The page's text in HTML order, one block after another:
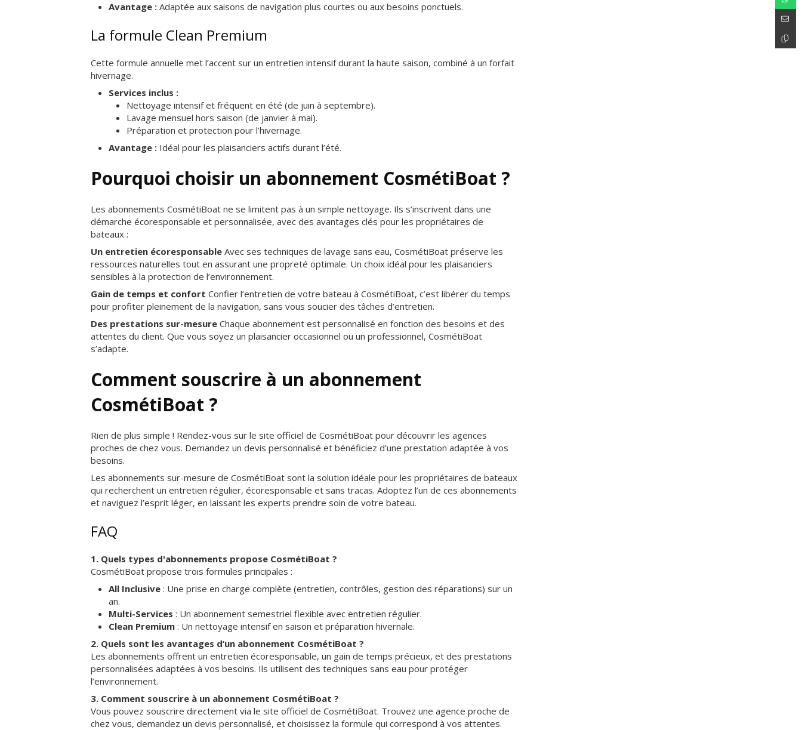
Avantage : Adaptée aux saisons de navigation plus courtes ou aux besoins ponctuels.
La formule Clean Premium
Cette formule annuelle met l’accent sur un entretien intensif durant la haute saison, combiné à un forfait
hivernage.
Services inclus :
Nettoyage intensif et fréquent en été (de juin à septembre).
Lavage mensuel hors saison (de janvier à mai).
Préparation et protection pour l’hivernage.
Avantage : Idéal pour les plaisanciers actifs durant l’été.
Pourquoi choisir un abonnement CosmétiBoat ?
Les abonnements CosmétiBoat ne se limitent pas à un simple nettoyage. Ils s’inscrivent dans une
démarche écoresponsable et personnalisée, avec des avantages clés pour les propriétaires de
bateaux :
Un entretien écoresponsable Avec ses techniques de lavage sans eau, CosmétiBoat préserve les
ressources naturelles tout en assurant une propreté optimale. Un choix idéal pour les plaisanciers
sensibles à la protection de l’environnement.
Gain de temps et confort Confier l’entretien de votre bateau à CosmétiBoat, c’est libérer du temps
pour profiter pleinement de la navigation, sans vous soucier des tâches d’entretien.
Des prestations sur-mesure Chaque abonnement est personnalisé en fonction des besoins et des
attentes du client. Que vous soyez un plaisancier occasionnel ou un professionnel, CosmétiBoat
s’adapte.
Comment souscrire à un abonnement
CosmétiBoat ?
Rien de plus simple ! Rendez-vous sur le site officiel de CosmétiBoat pour découvrir les agences
proches de chez vous. Demandez un devis personnalisé et bénéficiez d’une prestation adaptée à vos
besoins.
Les abonnements sur-mesure de CosmétiBoat sont la solution idéale pour les propriétaires de bateaux
qui recherchent un entretien régulier, écoresponsable et sans tracas. Adoptez l’un de ces abonnements
et naviguez l’esprit léger, en laissant les experts prendre soin de votre bateau.
FAQ
1. Quels types d'abonnements propose CosmétiBoat ?
CosmétiBoat propose trois formules principales :
All Inclusive : Une prise en charge complète (entretien, contrôles, gestion des réparations) sur un
an.
Multi-Services : Un abonnement semestriel flexible avec entretien régulier.
Clean Premium : Un nettoyage intensif en saison et préparation hivernale.
2. Quels sont les avantages d’un abonnement CosmétiBoat ?
Les abonnements offrent un entretien écoresponsable, un gain de temps précieux, et des prestations
personnalisées adaptées à vos besoins. Ils utilisent des techniques sans eau pour protéger
l’environnement.
3. Comment souscrire à un abonnement CosmétiBoat ?
Vous pouvez souscrire directement via le site officiel de CosmétiBoat. Trouvez une agence proche de
chez vous, demandez un devis personnalisé, et choisissez la formule qui correspond à vos attentes.